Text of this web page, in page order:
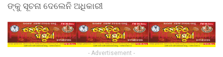
ଙ୍କୁ ସୂଚନା ଦେଲେନି ଅଧିକାରୀ
- Advertisement -